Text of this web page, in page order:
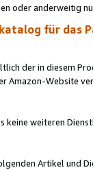
oder anderweitig
für das
der in diesem
Amazon-Website
keine weiteren
Artikel und